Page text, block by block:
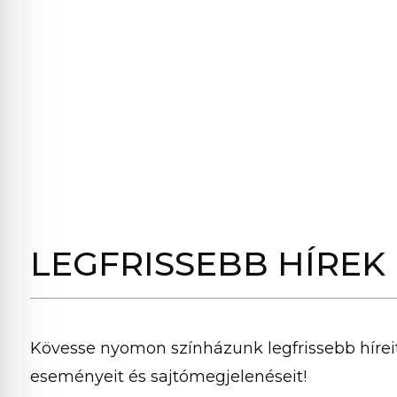
LEGFRISSEBB HÍREK
Kövesse nyomon színházunk legfrissebb
eseményeit és sajtómegjelenéseit!